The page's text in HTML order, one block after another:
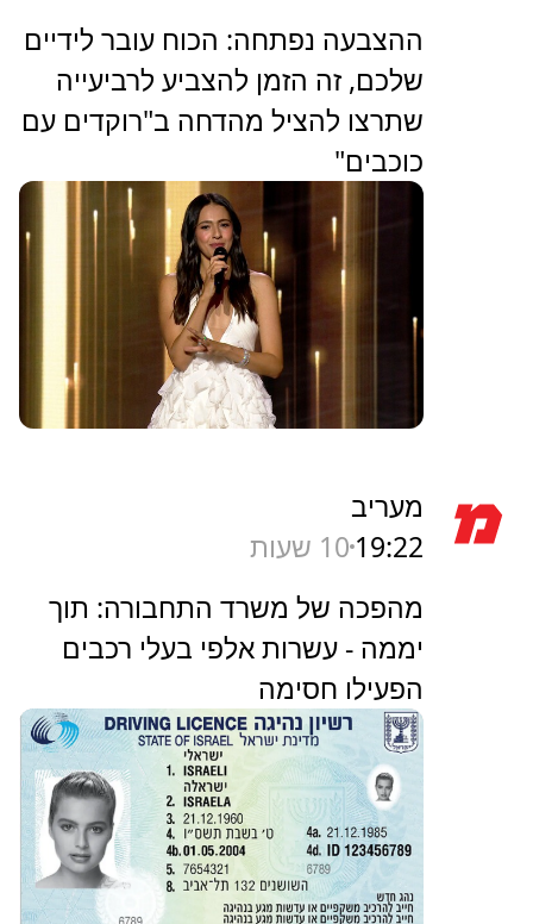
ההצבעה נפתחה: הכוח עובר לידיים
שלכם, זה הזמן להצביע לרביעייה
שתרצו להציל מהדחה ב"רוקדים עם
כוכבים"
מעריב
19:22 10 שעות
מהפכה של משרד התחבורה: תוך
יממה - עשרות אלפי בעלי רכבים
הפעילו חסימה